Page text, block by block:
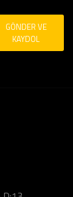
GÖNDER VE
KAYDOL